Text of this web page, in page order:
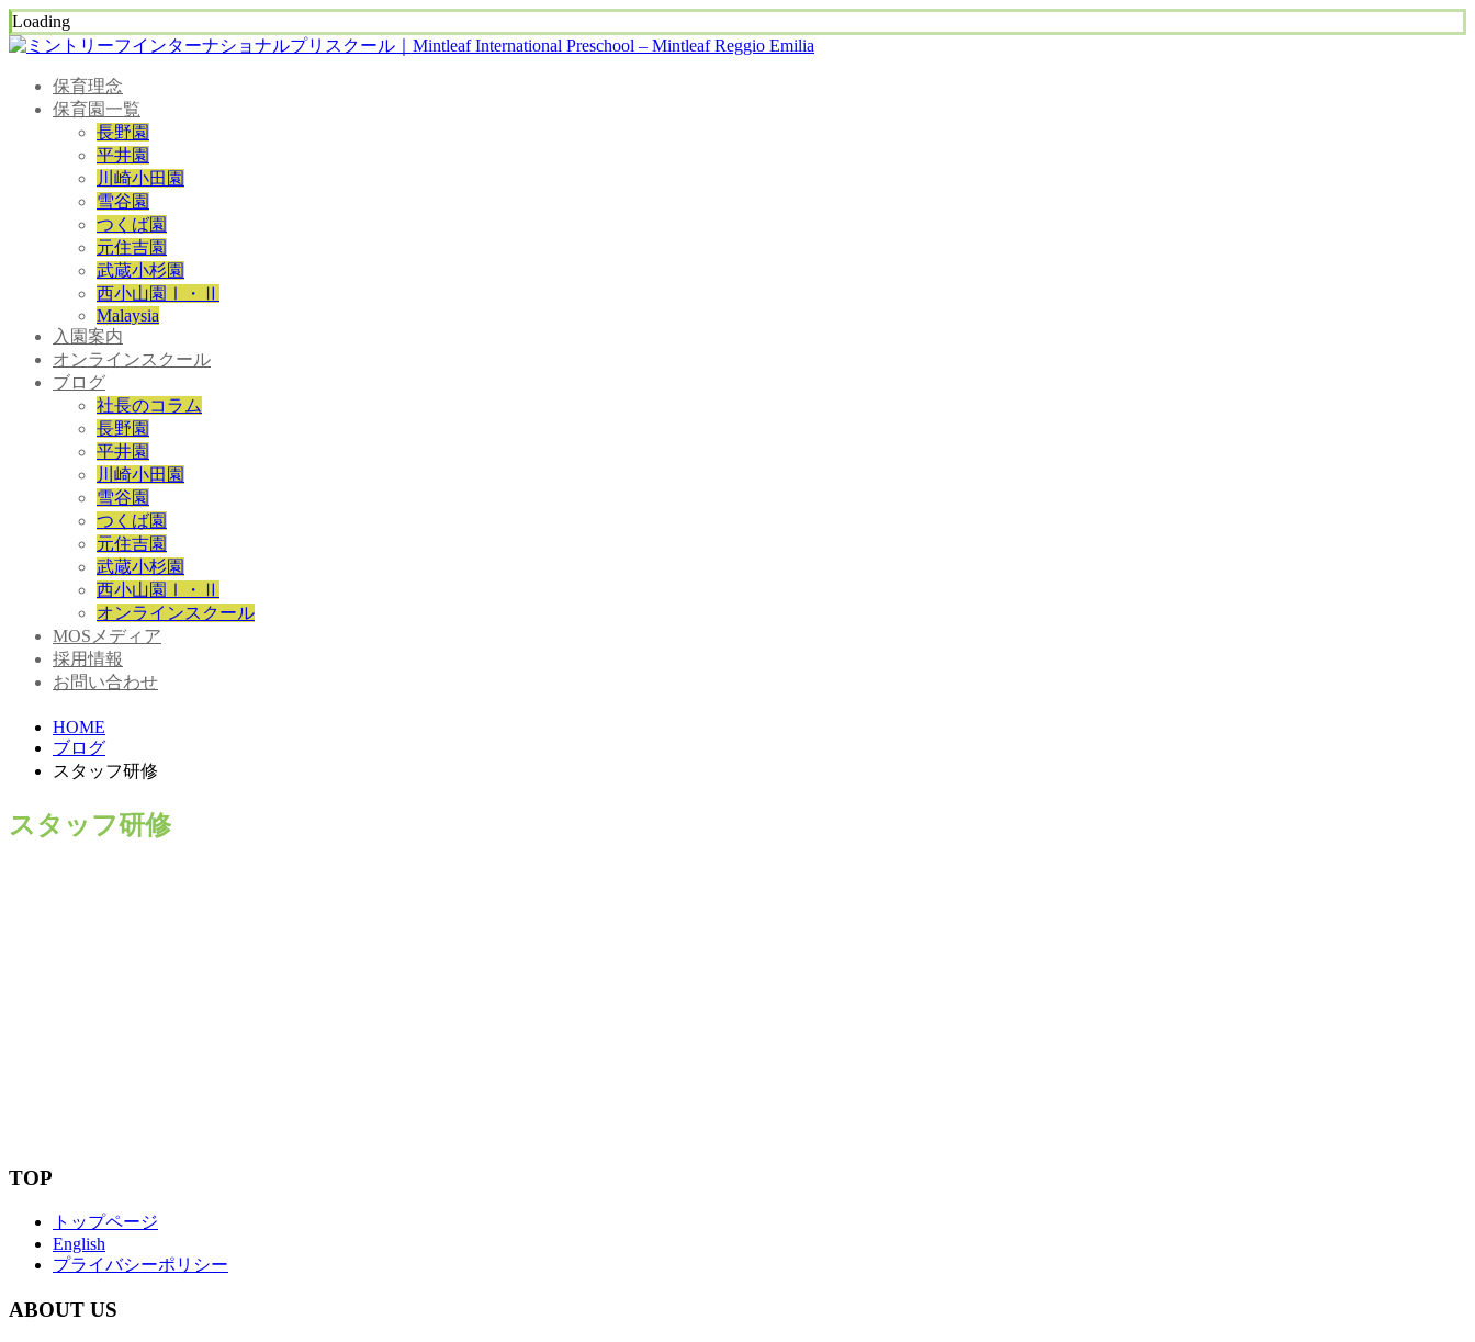
Loading
保育理念
保育園一覧
長野園
平井園
川崎小田園
雪谷園
つくば園
元住吉園
武蔵小杉園
西小山園Ⅰ・Ⅱ
Malaysia
入園案内
オンラインスクール
ブログ
社長のコラム
長野園
平井園
川崎小田園
雪谷園
つくば園
元住吉園
武蔵小杉園
西小山園Ⅰ・Ⅱ
オンラインスクール
MOSメディア
採用情報
お問い合わせ
HOME
ブログ
スタッフ研修
スタッフ研修
TOP
トップページ
English
プライバシーポリシー
ABOUT US